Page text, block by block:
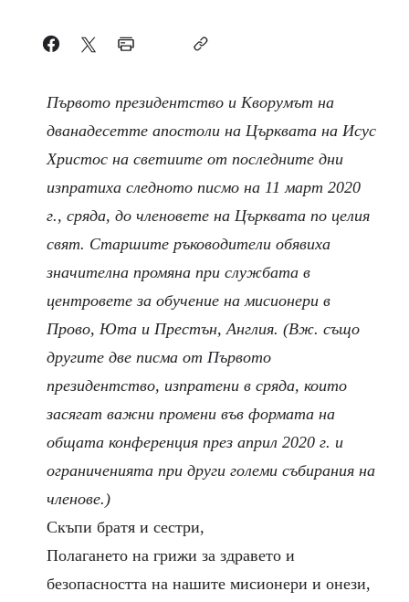
Първото президентство и Кворумът на
дванадесетте апостоли на Църквата на Исус
Христос на светиите от последните дни
изпратиха следното писмо на 11 март 2020
г., сряда, до членовете на Църквата по целия
свят. Старшите ръководители обявиха
значителна промяна при службата в
центровете за обучение на мисионери в
Прово, Юта и Престън, Англия. (Вж. също
другите две писма от Първото
президентство, изпратени в сряда, които
засягат важни промени във формата на
общата конференция през април 2020 г. и
ограниченията при други големи събирания на
членове.)
Скъпи братя и сестри,
Полагането на грижи за здравето и
безопасността на нашите мисионери и онези,